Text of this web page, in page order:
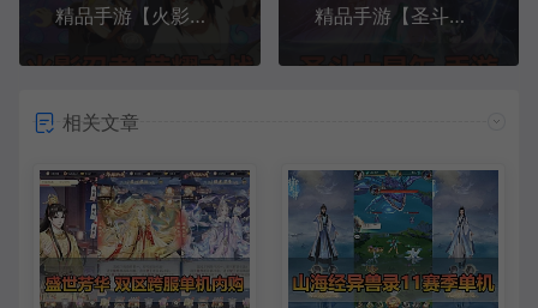
精品手游【火影忍者】荣耀之战放置类卡牌手游虚拟机一键端视频安装教程GM后台
精品手游【圣斗士星矢】正义传说模拟器手游虚拟机一键端视频安装教程GM后台
相关文章